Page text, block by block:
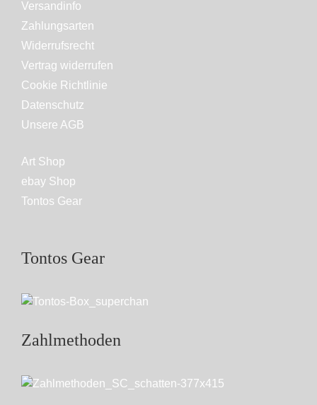
Versandinfo
Zahlungsarten
Widerrufsrecht
Vertrag widerrufen
Cookie Richtlinie
Datenschutz
Unsere AGB
Art Shop
ebay Shop
Tontos Gear
Tontos Gear
Zahlmethoden